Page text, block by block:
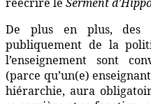
De plus en plus, des
publiquement de la
l’enseignement sont
(parce qu’un(e)
hiérarchie, aura